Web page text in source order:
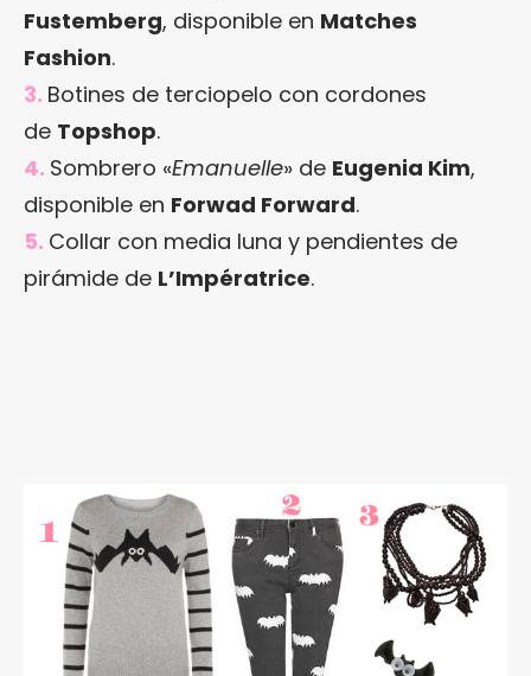
Fustemberg, disponible en Matches
Fashion.
3. Botines de terciopelo con cordones
de Topshop.
4. Sombrero «Emanuelle» de Eugenia Kim,
disponible en Forwad Forward.
5. Collar con media luna y pendientes de
pirámide de L’Impératrice.